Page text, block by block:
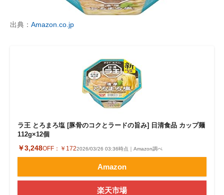
出典： Amazon.co.jp
ラ王 とろまろ塩 [豚骨のコクとラードの旨み] 日清食品 カップ麺
112g×12個
￥3,248OFF： ￥1722026/03/26 03:36時点｜Amazon調べ
Amazon
楽天市場